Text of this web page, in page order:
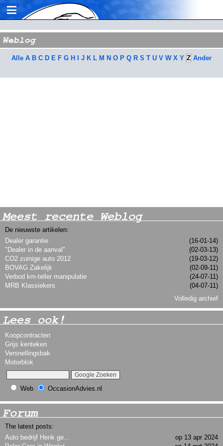
≡
Meest recente Weblog
De nieuwste artikelen:
(16-01-14)
Dealer garantie
(02-03-13)
"Dealer in de aanval"
(19-03-12)
CO2 zuinige auto 2012
(02-09-11)
BOVAG Zakelijk
(24-07-11)
Verbod km-teller manipulatie
(04-07-11)
MRB Klassiekers
Volledig archief
Lees ook!
Koopcontracten
Grijs kenteken
Versnellingsbak
Motorblok
Web OccasionAdvies.nl
Forum
The latest posts:
op 13 apr 2024
Auto bedrijf Henk ge...
Weblog
Alle A B C D E F G H J K L M N O P Q R S T U V W X Y Z Ander